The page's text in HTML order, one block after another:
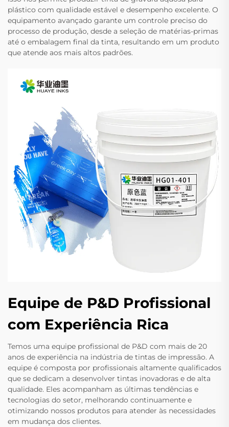
plástico com qualidade estável e desempenho excelente. O
equipamento avançado garante um controle preciso do
processo de produção, desde a seleção de matérias-primas
até o embalagem final da tinta, resultando em um produto
que atende aos mais altos padrões.
Equipe de P&D Profissional
com Experiência Rica
Temos uma equipe profissional de P&D com mais de 20
anos de experiência na indústria de tintas de impressão. A
equipe é composta por profissionais altamente qualificados
que se dedicam a desenvolver tintas inovadoras e de alta
qualidade. Eles acompanham as últimas tendências e
tecnologias do setor, melhorando continuamente e
otimizando nossos produtos para atender às necessidades
em mudança dos clientes.